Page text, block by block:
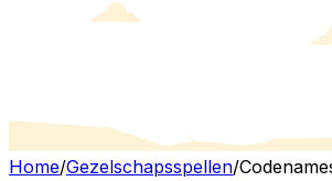
Home/Gezelschapsspellen/